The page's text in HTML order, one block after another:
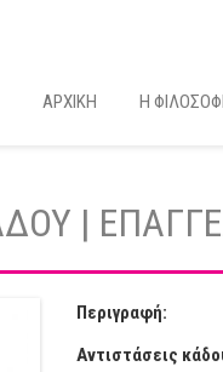
|
Περιγραφή:
Αντιστάσεις
ΑΡΧΙΚΗ Η